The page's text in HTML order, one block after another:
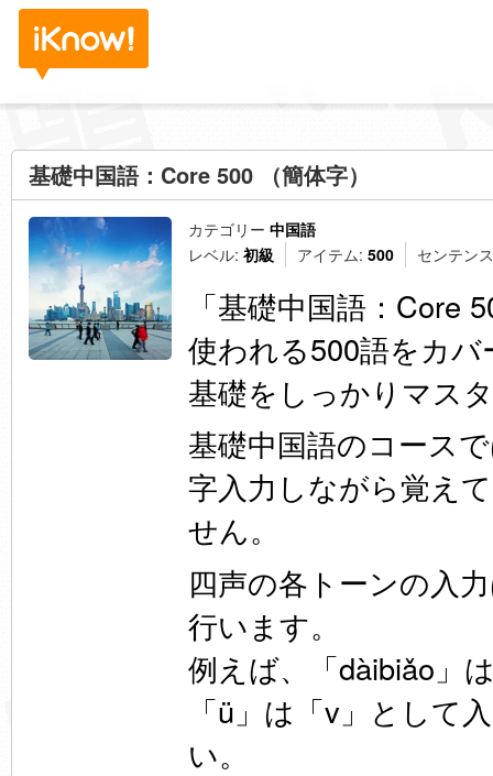
基礎中国語：Core 500 （簡体字）
カテゴリー 中国語
レベル: 初級 アイテム: 500 センテン
「基礎中国語：Core
使われる500語をカ
基礎をしっかりマス
基礎中国語のコース
字入力しながら覚え
せん。
四声の各トーンの入
行います。
例えば、「dàibiǎo」
「ü」は「v」として
い。